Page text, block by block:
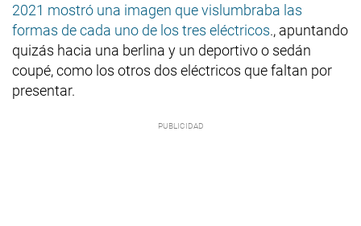
2021 mostró una imagen que vislumbraba las
formas de cada uno de los tres eléctricos., apuntando
quizás hacia una berlina y un deportivo o sedán
coupé, como los otros dos eléctricos que faltan por
presentar.